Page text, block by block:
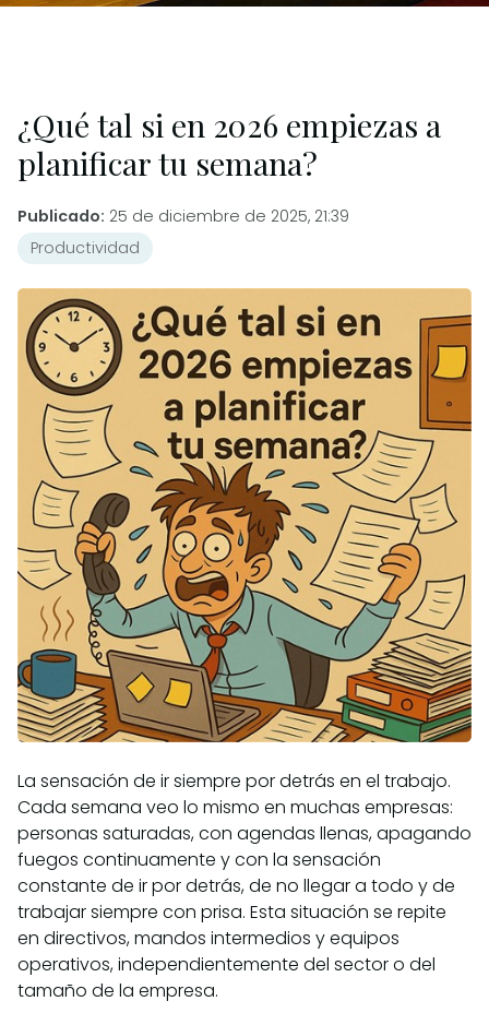
¿Qué tal si en 2026 empiezas a
planificar tu semana?
Publicado: 25 de diciembre de 2025, 21:39
Productividad
La sensación de ir siempre por detrás en el trabajo.
Cada semana veo lo mismo en muchas empresas:
personas saturadas, con agendas llenas, apagando
fuegos continuamente y con la sensación
constante de ir por detrás, de no llegar a todo y de
trabajar siempre con prisa. Esta situación se repite
en directivos, mandos intermedios y equipos
operativos, independientemente del sector o del
tamaño de la empresa.